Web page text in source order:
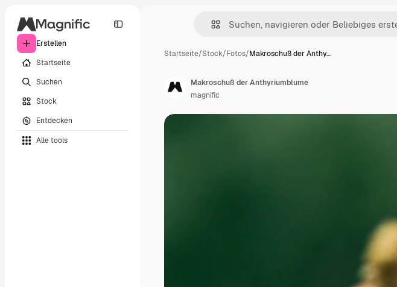
Erstellen
Startseite
Suchen
Stock
Entdecken
Alle tools
Startseite/Stock/Fotos/Makroschuß der Anthy…
Makroschuß der Anthyriumblume
magnific